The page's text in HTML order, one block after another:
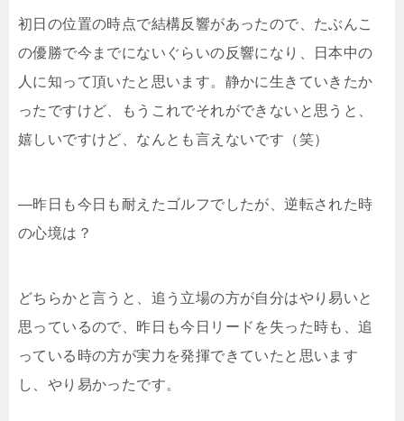
初日の位置の時点で結構反響があったので、たぶんこ
の優勝で今までにないぐらいの反響になり、日本中の
人に知って頂いたと思います。静かに生きていきたか
ったですけど、もうこれでそれができないと思うと、
嬉しいですけど、なんとも言えないです（笑）
―昨日も今日も耐えたゴルフでしたが、逆転された時
の心境は？
どちらかと言うと、追う立場の方が自分はやり易いと
思っているので、昨日も今日リードを失った時も、追
っている時の方が実力を発揮できていたと思います
し、やり易かったです。